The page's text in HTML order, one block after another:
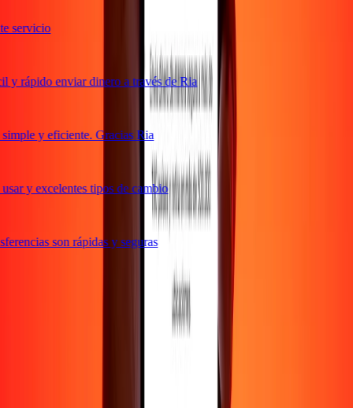
servicio
rápido enviar dinero a través de Ria
y eficiente. Gracias Ria
y excelentes tipos de cambio
son rápidas y seguras